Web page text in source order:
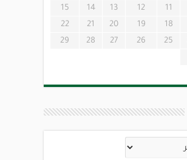
11
12
13
14
15
18
19
20
21
22
25
26
27
28
29